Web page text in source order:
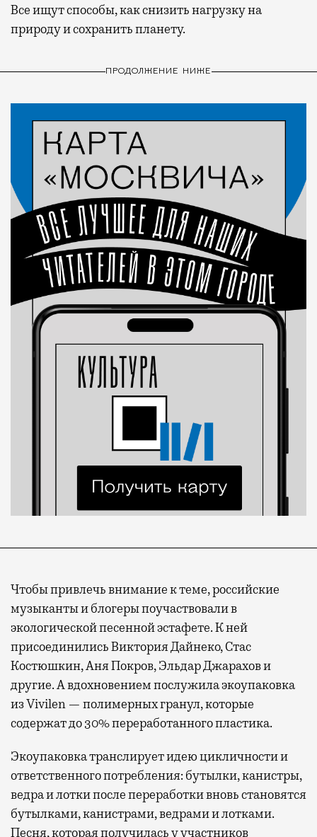
Все ищут способы, как снизить нагрузку на
природу и сохранить планету.
ПРОДОЛЖЕНИЕ НИЖЕ
Чтобы привлечь внимание к теме, российские
музыканты и блогеры поучаствовали в
экологической песенной эстафете. К ней
присоединились Виктория Дайнеко, Стас
Костюшкин, Аня Покров, Эльдар Джарахов и
другие. А вдохновением послужила экоупаковка
из Vivilen — полимерных гранул, которые
содержат до 30% переработанного пластика.
Экоупаковка транслирует идею цикличности и
ответственного потребления: бутылки, канистры,
ведра и лотки после переработки вновь становятся
бутылками, канистрами, ведрами и лотками.
Песня, которая получилась у участников